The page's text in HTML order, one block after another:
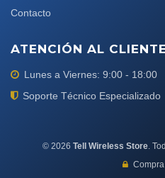
Contacto
ATENCIÓN AL CLIENTE
Lunes a Viernes: 9:00 - 18:00
Soporte Técnico Especializado
© 2026 Tell Wireless Store.